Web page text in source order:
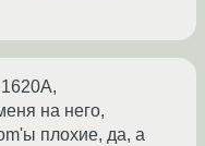
на него,
плохие, да, а